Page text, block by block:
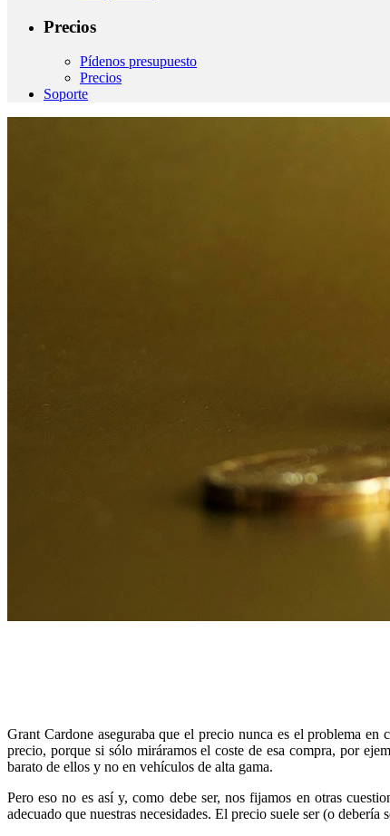
Precios
Pídenos presupuesto
Precios
Soporte
Grant Cardone aseguraba que el precio nunca es el problema
precio, porque si sólo miráramos el coste de esa compra, por
barato de ellos y no en vehículos de alta gama.
Pero eso no es así y, como debe ser, nos fijamos en otras
adecuado que nuestras necesidades. El precio suele ser (o debería